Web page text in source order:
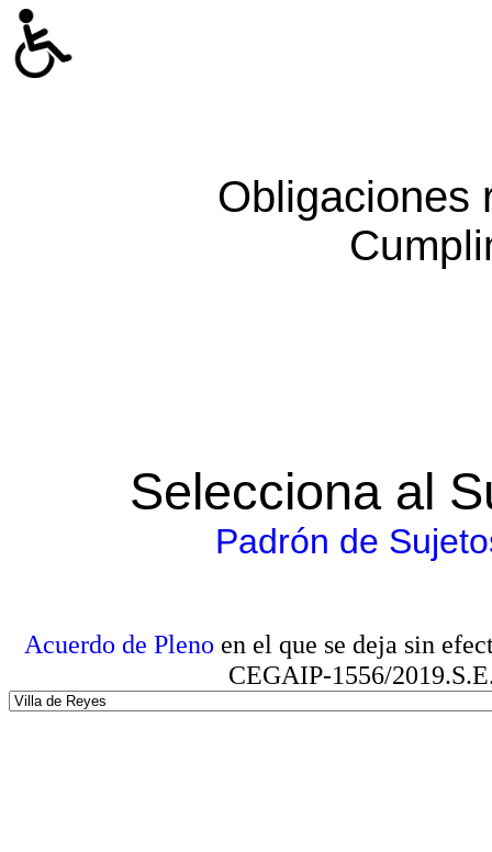
Obligaciones
Selecciona al
Padrón de
Acuerdo de Pleno en el que se deja sin
CEGAIP-1556/